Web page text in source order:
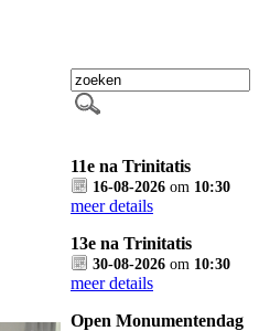
11e na Trinitatis
16-08-2026 om 10:30
meer details
13e na Trinitatis
30-08-2026 om 10:30
meer details
Open Monumentendag